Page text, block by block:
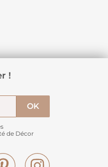
!
de Décor
Pinterest